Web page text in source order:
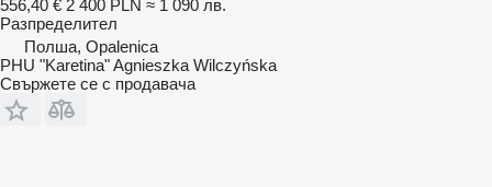
556,40 € 2 400 PLN ≈ 1 090 лв.
Разпределител
Полша, Opalenica
PHU "Karetina" Agnieszka Wilczyńska
Свържете се с продавача